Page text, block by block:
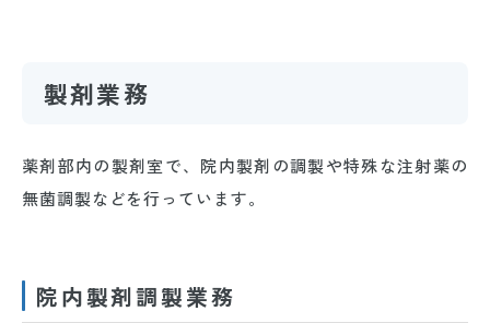
製剤業務
薬剤部内の製剤室で、院内製剤の調製や特殊な注射薬の
無菌調製などを行っています。
院内製剤調製業務